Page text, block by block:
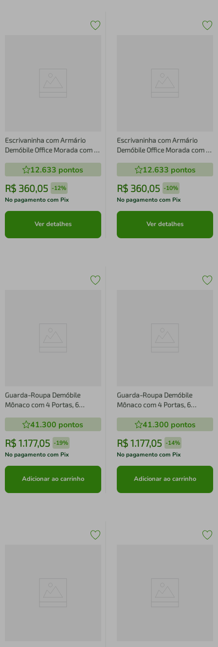
Escrivaninha com Armário
Demóbile Office Morada com 1
12.633 pontos
R$ 360,05 -12%
No pagamento com Pix
Ver detalhes
Escrivaninha com Armário
Demóbile Office Morada com 1
12.633 pontos
R$ 360,05 -10%
No pagamento com Pix
Ver detalhes
Guarda-Roupa Demóbile
Mônaco com 4 Portas, 6
largura 41.300 pontos
R$ 1.177,05 -19%
No pagamento com Pix
Adicionar ao carrinho
Guarda-Roupa Demóbile
Mônaco com 4 Portas, 6
largura 41.300 pontos
R$ 1.177,05 -14%
No pagamento com Pix
Adicionar ao carrinho